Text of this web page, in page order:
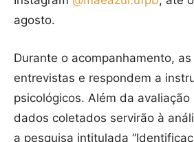
agosto.
Durante o acompanhamento,
entrevistas e respondem a
psicológicos. Além da
dados coletados servirão à
a pesquisa intitulada